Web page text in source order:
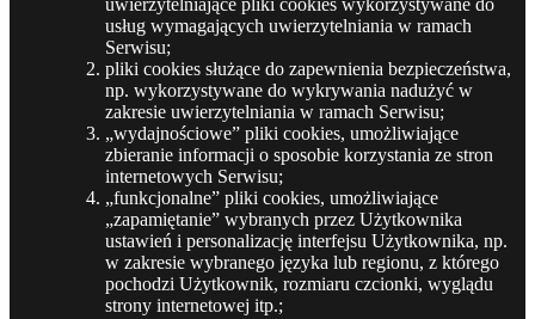
usług wymagających uwierzytelniania w ramach
Serwisu;
pliki cookies służące do zapewnienia bezpieczeństwa,
np. wykorzystywane do wykrywania nadużyć w
zakresie uwierzytelniania w ramach Serwisu;
„wydajnościowe” pliki cookies, umożliwiające
zbieranie informacji o sposobie korzystania ze stron
internetowych Serwisu;
„funkcjonalne” pliki cookies, umożliwiające
„zapamiętanie” wybranych przez Użytkownika
ustawień i personalizację interfejsu Użytkownika, np.
w zakresie wybranego języka lub regionu, z którego
pochodzi Użytkownik, rozmiaru czcionki, wyglądu
strony internetowej itp.;